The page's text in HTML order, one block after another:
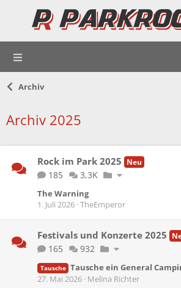
Archiv
Archiv 2025
Rock im Park 2025 Neu
185 3,3K
The Warning
1. Juli 2026 TheEmperor
Festivals und Konzerte 2025
165 932
Tausche Tausche ein General Camping Ticket
27. Mai 2026 Melina Richter